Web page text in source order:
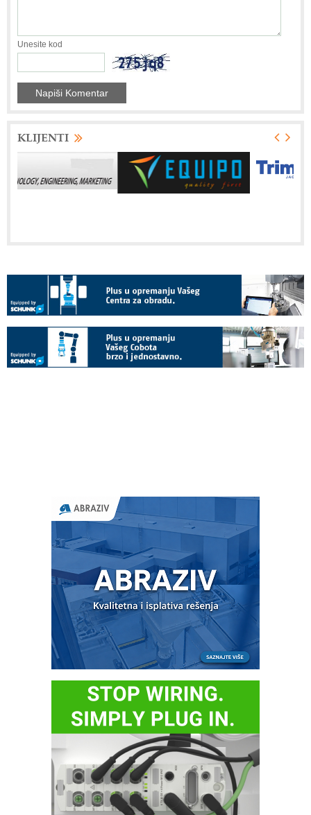
Unesite kod
KLIJENTI